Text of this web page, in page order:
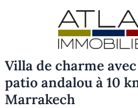
Villa de charme
patio andalou à 10
Marrakech